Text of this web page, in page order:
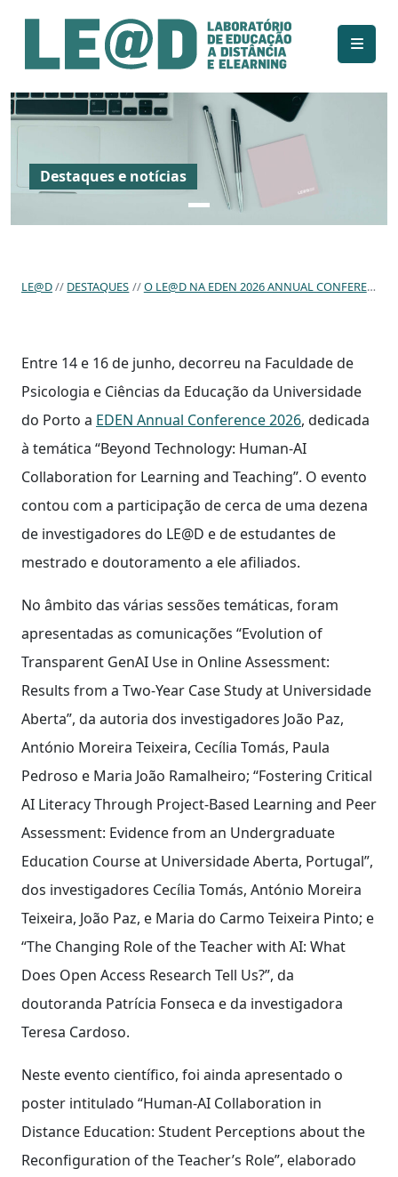
Ir para o conteúdo principal
Informações de acessibilidade
Mapa do site
Destaques e notícias
LE@D DESTAQUES O LE@D NA EDEN 2026 ANNUAL CONFERENCE (PORTO)
Entre 14 e 16 de junho, decorreu na Faculdade de
Psicologia e Ciências da Educação da Universidade
do Porto a EDEN Annual Conference 2026, dedicada
à temática “Beyond Technology: Human-AI
Collaboration for Learning and Teaching”. O evento
contou com a participação de cerca de uma dezena
de investigadores do LE@D e de estudantes de
mestrado e doutoramento a ele afiliados.
No âmbito das várias sessões temáticas, foram
apresentadas as comunicações “Evolution of
Transparent GenAI Use in Online Assessment:
Results from a Two-Year Case Study at Universidade
Aberta”, da autoria dos investigadores João Paz,
António Moreira Teixeira, Cecília Tomás, Paula
Pedroso e Maria João Ramalheiro; “Fostering Critical
AI Literacy Through Project-Based Learning and Peer
Assessment: Evidence from an Undergraduate
Education Course at Universidade Aberta, Portugal”,
dos investigadores Cecília Tomás, António Moreira
Teixeira, João Paz, e Maria do Carmo Teixeira Pinto; e
“The Changing Role of the Teacher with AI: What
Does Open Access Research Tell Us?”, da
doutoranda Patrícia Fonseca e da investigadora
Teresa Cardoso.
Neste evento científico, foi ainda apresentado o
poster intitulado “Human-AI Collaboration in
Distance Education: Student Perceptions about the
Reconfiguration of the Teacher’s Role”, elaborado